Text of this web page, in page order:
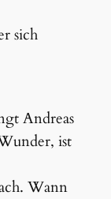
sich
Andreas
ist
Wann